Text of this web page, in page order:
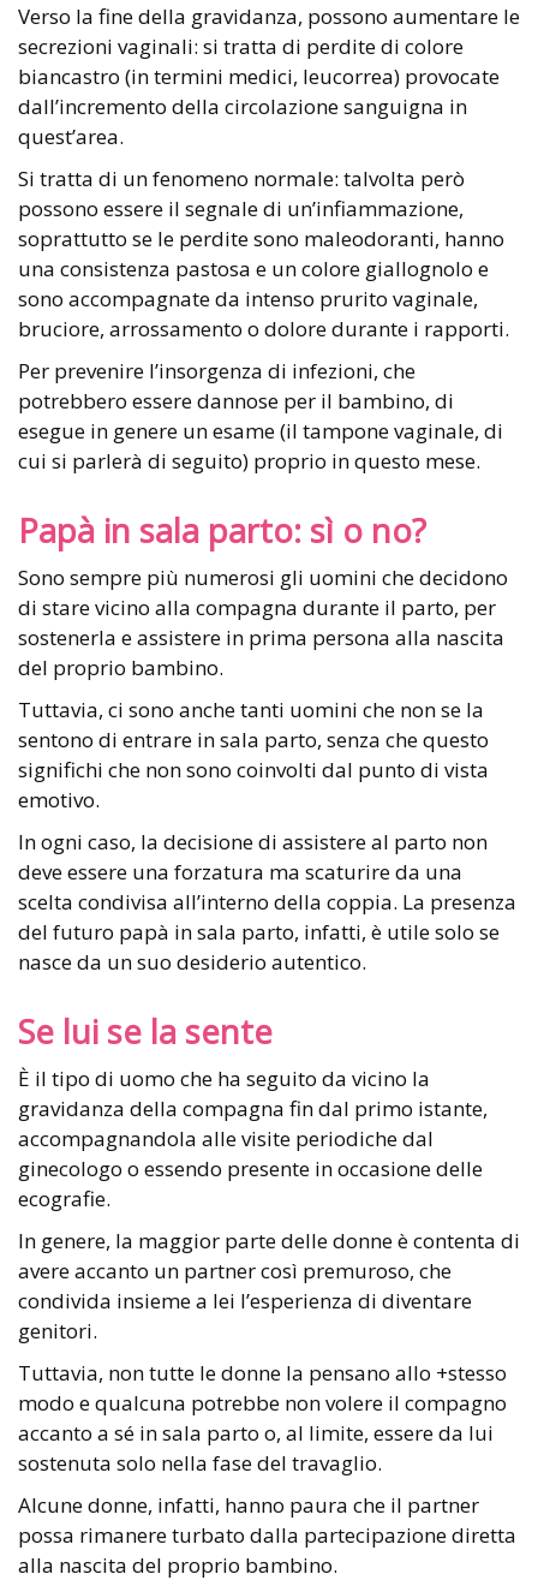
Verso la fine della gravidanza, possono aumentare le
secrezioni vaginali: si tratta di perdite di colore
biancastro (in termini medici, leucorrea) provocate
dall’incremento della circolazione sanguigna in
quest’area.
Si tratta di un fenomeno normale: talvolta però
possono essere il segnale di un’infiammazione,
soprattutto se le perdite sono maleodoranti, hanno
una consistenza pastosa e un colore giallognolo e
sono accompagnate da intenso prurito vaginale,
bruciore, arrossamento o dolore durante i rapporti.
Per prevenire l’insorgenza di infezioni, che
potrebbero essere dannose per il bambino, di
esegue in genere un esame (il tampone vaginale, di
cui si parlerà di seguito) proprio in questo mese.
Papà in sala parto: sì o no?
Sono sempre più numerosi gli uomini che decidono
di stare vicino alla compagna durante il parto, per
sostenerla e assistere in prima persona alla nascita
del proprio bambino.
Tuttavia, ci sono anche tanti uomini che non se la
sentono di entrare in sala parto, senza che questo
significhi che non sono coinvolti dal punto di vista
emotivo.
In ogni caso, la decisione di assistere al parto non
deve essere una forzatura ma scaturire da una
scelta condivisa all’interno della coppia. La presenza
del futuro papà in sala parto, infatti, è utile solo se
nasce da un suo desiderio autentico.
Se lui se la sente
È il tipo di uomo che ha seguito da vicino la
gravidanza della compagna fin dal primo istante,
accompagnandola alle visite periodiche dal
ginecologo o essendo presente in occasione delle
ecografie.
In genere, la maggior parte delle donne è contenta di
avere accanto un partner così premuroso, che
condivida insieme a lei l’esperienza di diventare
genitori.
Tuttavia, non tutte le donne la pensano allo +stesso
modo e qualcuna potrebbe non volere il compagno
accanto a sé in sala parto o, al limite, essere da lui
sostenuta solo nella fase del travaglio.
Alcune donne, infatti, hanno paura che il partner
possa rimanere turbato dalla partecipazione diretta
alla nascita del proprio bambino.